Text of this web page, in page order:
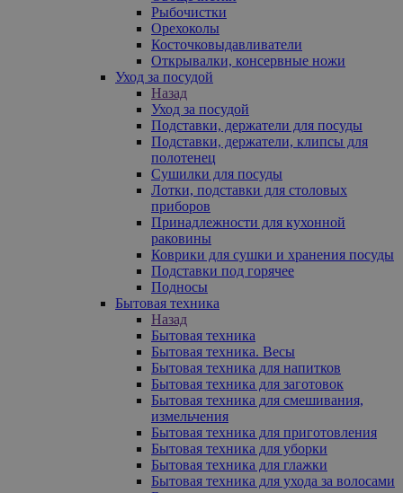
Рыбочистки
Орехоколы
Косточковыдавливатели
Открывалки, консервные ножи
Уход за посудой
Назад
Уход за посудой
Подставки, держатели для посуды
Подставки, держатели, клипсы для
полотенец
Сушилки для посуды
Лотки, подставки для столовых
приборов
Принадлежности для кухонной
раковины
Коврики для сушки и хранения посуды
Подставки под горячее
Подносы
Бытовая техника
Назад
Бытовая техника
Бытовая техника. Весы
Бытовая техника для напитков
Бытовая техника для заготовок
Бытовая техника для смешивания,
измельчения
Бытовая техника для приготовления
Бытовая техника для уборки
Бытовая техника для глажки
Бытовая техника для ухода за волосами